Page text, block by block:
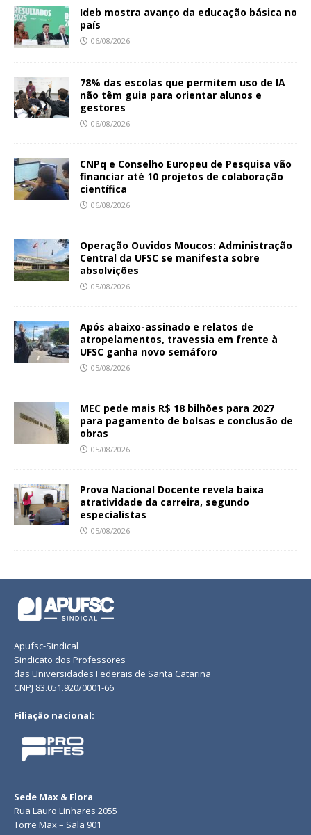
Ideb mostra avanço da educação básica no
país
06/08/2026
78% das escolas que permitem uso de IA
não têm guia para orientar alunos e
gestores
06/08/2026
CNPq e Conselho Europeu de Pesquisa vão
financiar até 10 projetos de colaboração
científica
06/08/2026
Operação Ouvidos Moucos: Administração
Central da UFSC se manifesta sobre
absolvições
05/08/2026
Após abaixo-assinado e relatos de
atropelamentos, travessia em frente à
UFSC ganha novo semáforo
05/08/2026
MEC pede mais R$ 18 bilhões para 2027
para pagamento de bolsas e conclusão de
obras
05/08/2026
Prova Nacional Docente revela baixa
atratividade da carreira, segundo
especialistas
05/08/2026
Apufsc-Sindical
Sindicato dos Professores
das Universidades Federais de Santa Catarina
CNPJ 83.051.920/0001-66
Filiação nacional:
Sede Max & Flora
Rua Lauro Linhares 2055
Torre Max – Sala 901